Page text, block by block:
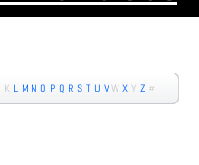
K L M N O P Q R S T U VW X Y Z #